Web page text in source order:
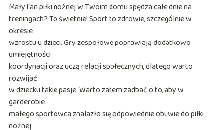
Mały fan piłki nożnej w Twoim domu spędza całe dnie na
treningach? To świetnie! Sport to zdrowie, szczególnie w
okresie
wzrostu u dzieci. Gry zespołowe poprawiają dodatkowo
umiejętności
koordynacji oraz uczą relacji społecznych, dlatego warto
rozwijać
w dziecku takie pasje. Warto zatem zadbać o to, aby w
garderobie
małego sportowca znalazło się odpowiednie obuwie do piłki
nożnej